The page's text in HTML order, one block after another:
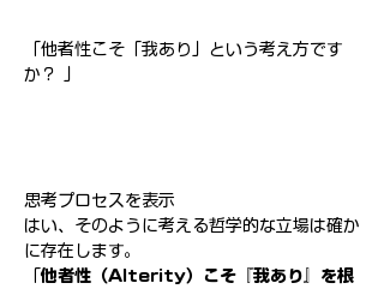
「他者性こそ「我あり」という考え方です
か？ 」
思考プロセスを表示
はい、そのように考える哲学的な立場は確か
に存在します。
「他者性（Alterity）こそ『我あり』を根